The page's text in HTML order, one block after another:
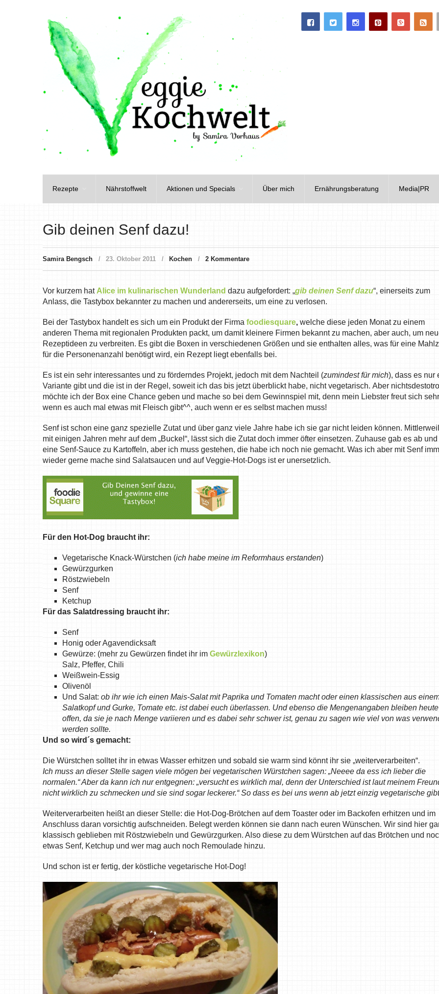
Rezepte Nährstoffwelt Aktionen und Specials Über mich Ernährungsberatung Media|PR
Gib deinen Senf dazu!
Samira Bengsch 23. Oktober 2011 Kochen 2 Kommentare
Vor kurzem hat Alice im kulinarischen Wunderland dazu aufgefordert: „gib deinen Senf dazu“, einerseits zum
Anlass, die Tastybox bekannter zu machen und andererseits, um eine zu verlosen.
Bei der Tastybox handelt es sich um ein Produkt der Firma foodiesquare, welche diese jeden Monat zu einem
anderen Thema mit regionalen Produkten packt, um damit kleinere Firmen bekannt zu machen, aber auch, um
Rezeptideen zu verbreiten. Es gibt die Boxen in verschiedenen Größen und sie enthalten alles, was für eine
für die Personenanzahl benötigt wird, ein Rezept liegt ebenfalls bei.
Es ist ein sehr interessantes und zu förderndes Projekt, jedoch mit dem Nachteil (zumindest für mich), dass es nur
Variante gibt und die ist in der Regel, soweit ich das bis jetzt überblickt habe, nicht vegetarisch. Aber
möchte ich der Box eine Chance geben und mache so bei dem Gewinnspiel mit, denn mein Liebster freut sich
wenn es auch mal etwas mit Fleisch gibt^^, auch wenn er es selbst machen muss!
Senf ist schon eine ganz spezielle Zutat und über ganz viele Jahre habe ich sie gar nicht leiden können.
mit einigen Jahren mehr auf dem „Buckel“, lässt sich die Zutat doch immer öfter einsetzen. Zuhause gab es ab
eine Senf-Sauce zu Kartoffeln, aber ich muss gestehen, die habe ich noch nie gemacht. Was ich aber mit Senf
wieder gerne mache sind Salatsaucen und auf Veggie-Hot-Dogs ist er unersetzlich.
Für den Hot-Dog braucht ihr:
Vegetarische Knack-Würstchen (ich habe meine im Reformhaus erstanden)
Gewürzgurken
Röstzwiebeln
Senf
Ketchup
Für das Salatdressing braucht ihr:
Senf
Honig oder Agavendicksaft
Gewürze: (mehr zu Gewürzen findet ihr im Gewürzlexikon)
Salz, Pfeffer, Chili
Weißwein-Essig
Olivenöl
Und Salat: ob ihr wie ich einen Mais-Salat mit Paprika und Tomaten macht oder einen klassischen aus
Salatkopf und Gurke, Tomate etc. ist dabei euch überlassen. Und ebenso die Mengenangaben bleiben heute
offen, da sie je nach Menge variieren und es dabei sehr schwer ist, genau zu sagen wie viel von was
werden sollte.
Und so wird´s gemacht:
Die Würstchen solltet ihr in etwas Wasser erhitzen und sobald sie warm sind könnt ihr sie „weiterverarbeiten“.
Ich muss an dieser Stelle sagen viele mögen bei vegetarischen Würstchen sagen: „Neeee da ess ich lieber die
normalen.“ Aber da kann ich nur entgegnen: „versucht es wirklich mal, denn der Unterschied ist laut meinem
nicht wirklich zu schmecken und sie sind sogar leckerer.“ So dass es bei uns wenn ab jetzt einzig vegetarische
Weiterverarbeiten heißt an dieser Stelle: die Hot-Dog-Brötchen auf dem Toaster oder im Backofen erhitzen und im
Anschluss daran vorsichtig aufschneiden. Belegt werden können sie dann nach euren Wünschen. Wir sind hier
klassisch geblieben mit Röstzwiebeln und Gewürzgurken. Also diese zu dem Würstchen auf das Brötchen und
etwas Senf, Ketchup und wer mag auch noch Remoulade hinzu.
Und schon ist er fertig, der köstliche vegetarische Hot-Dog!